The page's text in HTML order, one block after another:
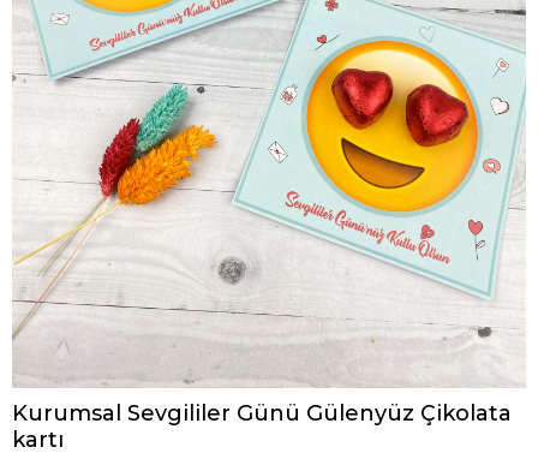
Kurumsal Sevgililer Günü Gülenyüz Çikolata
kartı